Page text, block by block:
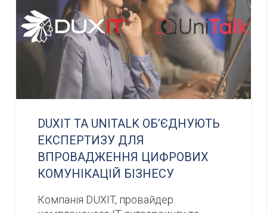
DUXIT ТА UNITALK ОБ’ЄДНУЮТЬ
ЕКСПЕРТИЗУ ДЛЯ
ВПРОВАДЖЕННЯ ЦИФРОВИХ
КОМУНІКАЦІЙ БІЗНЕСУ
Компанія DUXIT, провайдер